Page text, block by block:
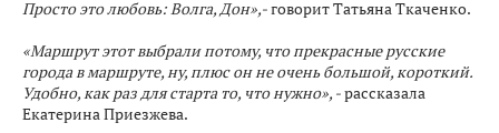
Просто это любовь: Волга, Дон»,-говорит Татьяна Ткаченко.
«Маршрут этот выбрали потому, что прекрасные русские
города в маршруте, ну, плюс он не очень большой, короткий.
Удобно, как раз для старта то, что нужно», -рассказала
Екатерина Приезжева.